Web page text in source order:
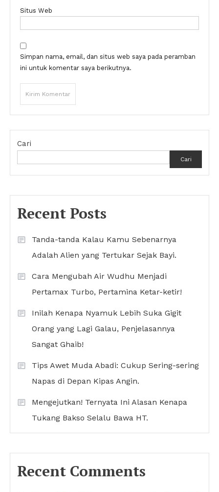
Situs Web
Simpan nama, email, dan situs web saya pada peramban
ini untuk komentar saya berikutnya.
Cari
Cari
Recent Posts
Tanda-tanda Kalau Kamu Sebenarnya
Adalah Alien yang Tertukar Sejak Bayi.
Cara Mengubah Air Wudhu Menjadi
Pertamax Turbo, Pertamina Ketar-ketir!
Inilah Kenapa Nyamuk Lebih Suka Gigit
Orang yang Lagi Galau, Penjelasannya
Sangat Ghaib!
Tips Awet Muda Abadi: Cukup Sering-sering
Napas di Depan Kipas Angin.
Mengejutkan! Ternyata Ini Alasan Kenapa
Tukang Bakso Selalu Bawa HT.
Recent Comments